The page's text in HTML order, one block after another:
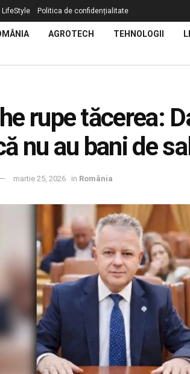
LifeStyle Politica de confidențialitate
AGROTECH TEHNOLOGII
rupe tăcerea:
nu au bani de
martie 25, 2026 in România